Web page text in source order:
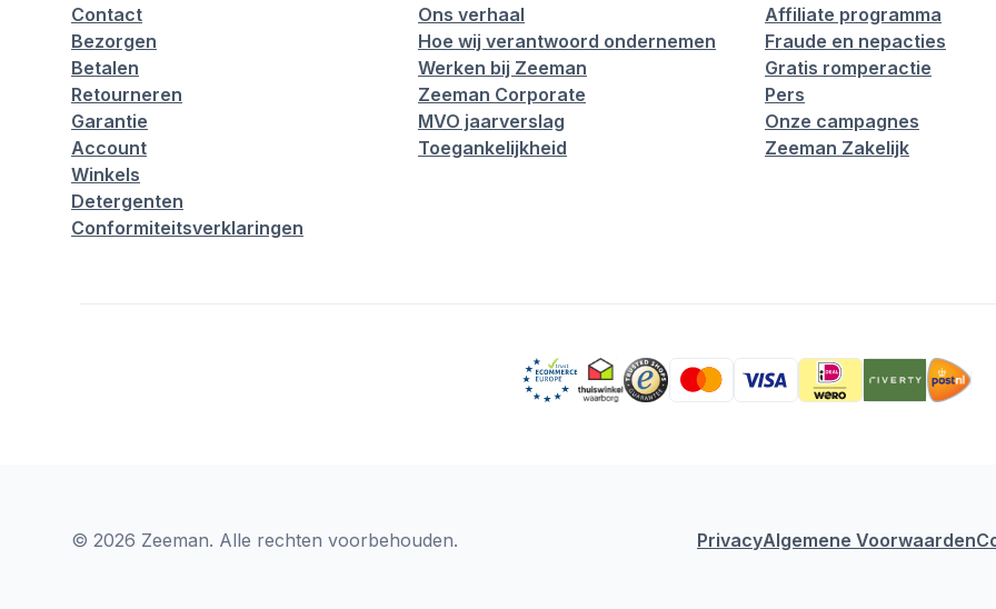
Contact
Bezorgen
Betalen
Retourneren
Garantie
Account
Winkels
Detergenten
Conformiteitsverklaringen
Ons verhaal
Hoe wij verantwoord ondernemen
Werken bij Zeeman
Zeeman Corporate
MVO jaarverslag
Toegankelijkheid
Affiliate programma
Fraude en nepacties
Gratis romperactie
Pers
Onze campagnes
Zeeman Zakelijk
© 2026 Zeeman. Alle rechten voorbehouden. PrivacyAlgemene Voorwaarden